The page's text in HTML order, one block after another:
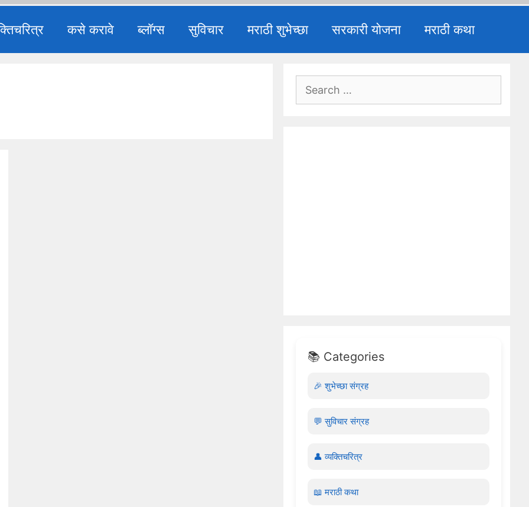
कसे करावे ब्लॉग्स सुविचार मराठी शुभेच्छा सरकारी योजना मराठी कथा
Search
for:
📚 Categories
🎉 शुभेच्छा संग्रह
💬 सुविचार संग्रह
👤 व्यक्तिचरित्र
📖 मराठी कथा